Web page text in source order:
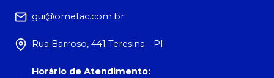
gui@ometac.com.br
Rua Barroso, 441 Teresina - PI
Horário de Atendimento: